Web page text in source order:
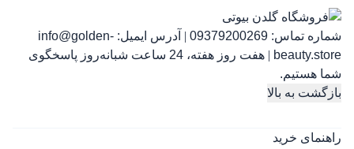
شماره تماس: 09379200269
| آدرس ایمیل: info@golden-
beauty.store
|
هفت روز هفته، 24 ساعت شبانه‌روز پاسخگوی
شما هستیم.
بازگشت به بالا
راهنمای خرید